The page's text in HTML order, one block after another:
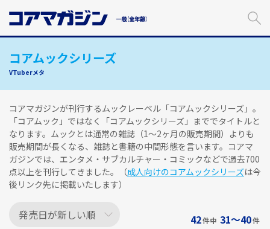
コアムックシリーズ
VTuberメタ
コアマガジンが刊行するムックレーベル「コアムックシリーズ」。
「コアムック」ではなく「コアムックシリーズ」まででタイトルと
なります。ムックとは通常の雑誌（1～2ヶ月の販売期間）よりも
販売期間が長くなる、雑誌と書籍の中間形態を言います。コアマ
ガジンでは、エンタメ・サブカルチャー・コミックなどで過去700
点以上を刊行してきました。（成人向けのコアムックシリーズは今
後リンク先に掲載いたします）
42件中 31〜40件